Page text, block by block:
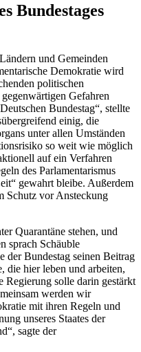
Bundestages
und Gemeinden
Demokratie wird
politischen
Gefahren
Bundestag“, stellte
einig, die
unter allen Umständen
so weit wie möglich
auf ein Verfahren
des Parlamentarismus
gewahrt bleibe. Außerdem
Schutz vor Ansteckung
Quarantäne stehen, und
sprach Schäuble
der Bundestag seinen Beitrag
die hier leben und arbeiten,
Regierung solle darin gestärkt
werden wir
mit ihren Regeln und
unseres Staates der
sagte der